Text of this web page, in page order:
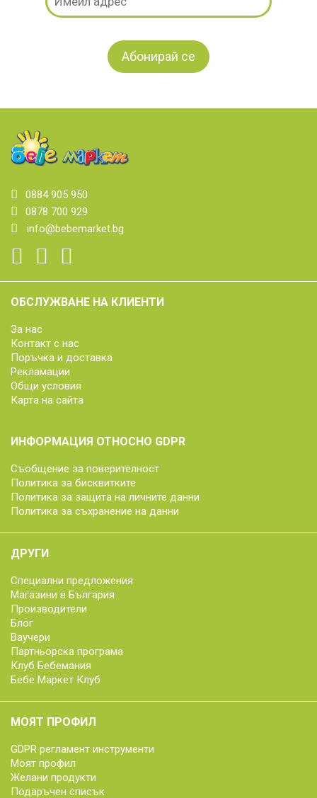
0884 905 950
0878 700 929
info@bebemarket.bg
ОБСЛУЖВАНЕ НА КЛИЕНТИ
За нас
Контакт с нас
Поръчка и доставка
Рекламации
Общи условия
Карта на сайта
ИНФОРМАЦИЯ ОТНОСНО GDPR
Съобщение за поверителност
Политика за бисквитките
Политика за защита на личните данни
Политика за съхранение на данни
ДРУГИ
Специални предложения
Магазини в България
Производители
Блог
Ваучери
Партньорска програма
Клуб Бебемания
Бебе Маркет Клуб
МОЯТ ПРОФИЛ
GDPR регламент инструменти
Моят профил
Желани продукти
Подаръчен списък